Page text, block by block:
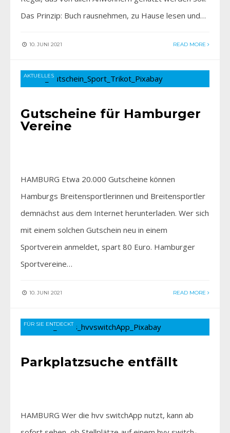
Das Prinzip: Buch rausnehmen, zu Hause lesen und…
10. JUNI 2021 READ MORE
AKTUELLES
Gutscheine für Hamburger
Vereine
HAMBURG Etwa 20.000 Gutscheine können
Hamburgs Breitensportlerinnen und Breitensportler
demnächst aus dem Internet herunterladen. Wer sich
mit einem solchen Gutschein neu in einem
Sportverein anmeldet, spart 80 Euro. Hamburger
Sportvereine…
10. JUNI 2021 READ MORE
FÜR SIE ENTDECKT
Parkplatzsuche entfällt
HAMBURG Wer die hvv switchApp nutzt, kann ab